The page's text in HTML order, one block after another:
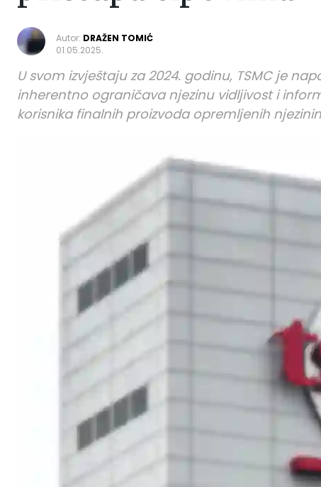
Autor: DRAŽEN TOMIĆ
01.05.2025.
U svom izvještaju za 2024. godinu, TSMC je
inherentno ograničava njezinu vidljivost i
korisnika finalnih proizvoda opremljenih